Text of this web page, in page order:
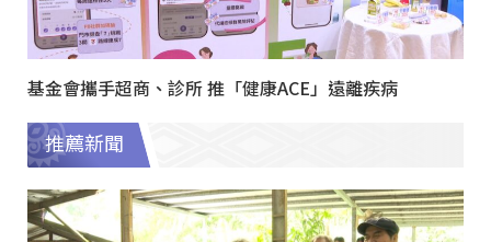
基金會攜手超商、診所 推「健康ACE」遠離疾病
推薦新聞